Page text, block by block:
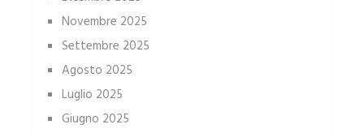
Novembre 2025
Settembre 2025
Agosto 2025
Luglio 2025
Giugno 2025